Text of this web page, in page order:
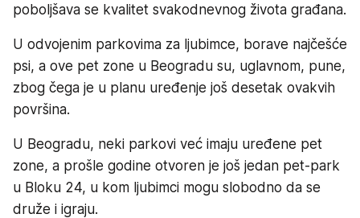
poboljšava se kvalitet svakodnevnog života građana.
U odvojenim parkovima za ljubimce, borave najčešće
psi, a ove pet zone u Beogradu su, uglavnom, pune,
zbog čega je u planu uređenje još desetak ovakvih
površina.
U Beogradu, neki parkovi već imaju uređene pet
zone, a prošle godine otvoren je još jedan pet-park
u Bloku 24, u kom ljubimci mogu slobodno da se
druže i igraju.